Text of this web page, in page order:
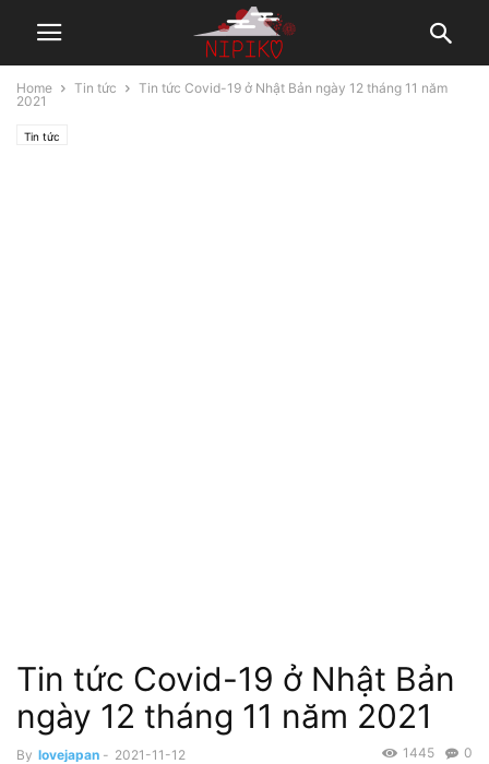
Home Tin tức
Tin tức Covid-19 ở Nhật Bản ngày 12 tháng 11 năm
2021
Tin tức
Tin tức Covid-19 ở Nhật Bản
ngày 12 tháng 11 năm 2021
By lovejapan - 2021-11-12 0
1445